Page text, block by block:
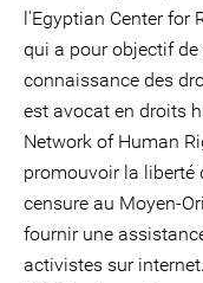
l'Egyptian Center for
qui a pour objectif
connaissance des
est avocat en droits
Network of Human
promouvoir la liberté
censure au Moyen-
fournir une
activistes sur